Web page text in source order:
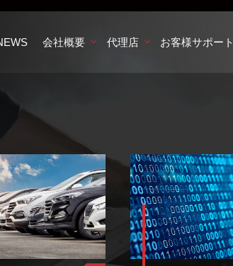
会社概要 代理店 お客様サポート